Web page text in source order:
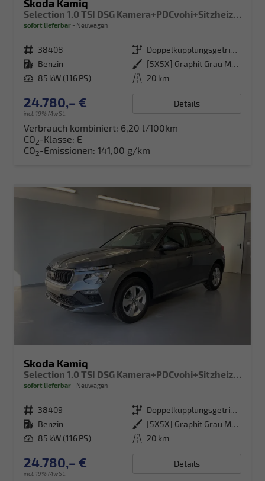
Skoda Kamiq
Selection 1.0 TSI DSG Kamera+PDCvohi+Sitzheizung+AppConnect+Sunset+Alu16
sofort lieferbar Neuwagen
Fahrzeugnr. 38408 Getriebe
Doppelkupplungsgetriebe (DSG)
Kraftstoff Benzin Außenfarbe
[5X5X] Graphit Grau Metallic
Leistung 85 kW (116 PS) Kilometerstand 20 km
24.780,– €
incl. 19% MwSt.
Details
Verbrauch kombiniert: 6,20 l/100km
CO2-Klasse: E
CO2-Emissionen: 141,00 g/km
Skoda Kamiq
Selection 1.0 TSI DSG Kamera+PDCvohi+Sitzheizung+AppConnect+Sunset+Alu16
sofort lieferbar Neuwagen
Fahrzeugnr. 38409 Getriebe
Doppelkupplungsgetriebe (DSG)
Kraftstoff Benzin Außenfarbe
[5X5X] Graphit Grau Metallic
Leistung 85 kW (116 PS) Kilometerstand 20 km
24.780,– €
incl. 19% MwSt.
Details